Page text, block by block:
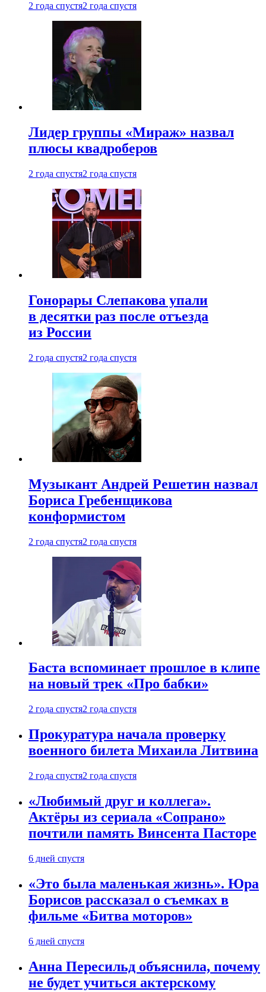
2 года спустя2 года спустя
Лидер группы «Мираж» назвал
плюсы квадроберов
2 года спустя2 года спустя
Гонорары Слепакова упали
в десятки раз после отъезда
из России
2 года спустя2 года спустя
Музыкант Андрей Решетин назвал
Бориса Гребенщикова
конформистом
2 года спустя2 года спустя
Баста вспоминает прошлое в клипе
на новый трек «Про бабки»
2 года спустя2 года спустя
Прокуратура начала проверку
военного билета Михаила Литвина
2 года спустя2 года спустя
«Любимый друг и коллега».
Актёры из сериала «Сопрано»
почтили память Винсента Пасторе
6 дней спустя
«Это была маленькая жизнь». Юра
Борисов рассказал о съемках в
фильме «Битва моторов»
6 дней спустя
Анна Пересильд объяснила, почему
не будет учиться актерскому